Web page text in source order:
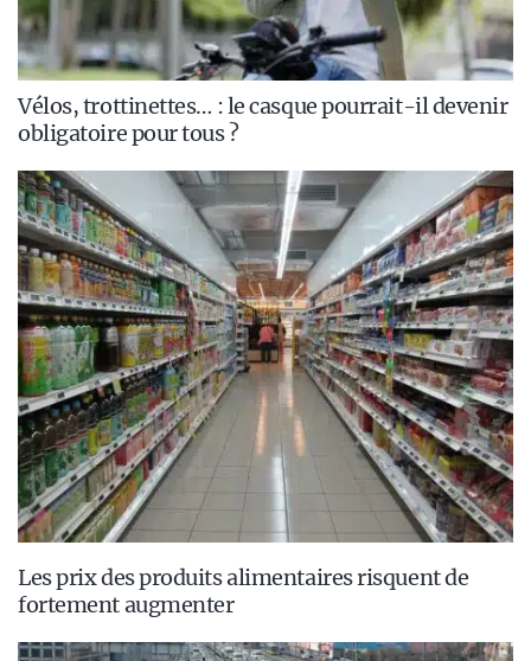
Vélos, trottinettes… : le casque pourrait-il devenir
obligatoire pour tous ?
Les prix des produits alimentaires risquent de
fortement augmenter